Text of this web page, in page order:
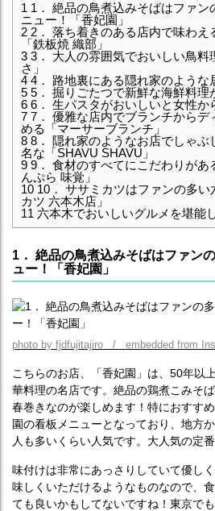
1 1． 絶品の鳥煮込みそばはファン
ニュー！「香妃園」
2 2． 落ち着きのある店内で味わえ
「鉄板焼 織部」
3 3． 大人の雰囲気でおいしい鳥料
さ」
4 4． 路地裏にある隠れ家のような
5 5． 掘りごたつで新鮮な海鮮料理
6 6． 生パスタがおいしいと女性か
7 7． 優雅な店内でブランチからデ
める「マーサーブランチ」
8 8． 隠れ家のようなお店でしゃぶ
名な「SHAVU SHAVU」
9 9． 食材のすべてにこだわりがあ
んぷら 味覚」
10 10． ササミカツはファンの多
カツ 六本木店」
11 六本木でおいしいグルメを堪能
1． 絶品の鳥煮込みそばはファン
ュー！「香妃園」
photo by fjdfujitajiro / embedded from
こちらのお店、「香妃園」は、50年以
華料理の名店です。絶品の鶏煮こみそ
春巻きなのが楽しめます！特におすす
園の看板メニューとなっており、地方
人も多いくらい人気です。大人気の定
味付けは非常にあっさりしていて優し
味しくいただけるようなものなので、
ても良いかもしてないですね！東京で